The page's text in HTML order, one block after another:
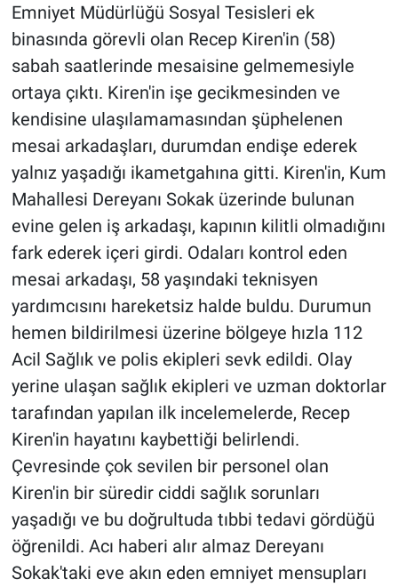
Emniyet Müdürlüğü Sosyal Tesisleri ek
binasında görevli olan Recep Kiren'in (58)
sabah saatlerinde mesaisine gelmemesiyle
ortaya çıktı. Kiren'in işe gecikmesinden ve
kendisine ulaşılamamasından şüphelenen
mesai arkadaşları, durumdan endişe ederek
yalnız yaşadığı ikametgahına gitti. Kiren'in, Kum
Mahallesi Dereyanı Sokak üzerinde bulunan
evine gelen iş arkadaşı, kapının kilitli olmadığını
fark ederek içeri girdi. Odaları kontrol eden
mesai arkadaşı, 58 yaşındaki teknisyen
yardımcısını hareketsiz halde buldu. Durumun
hemen bildirilmesi üzerine bölgeye hızla 112
Acil Sağlık ve polis ekipleri sevk edildi. Olay
yerine ulaşan sağlık ekipleri ve uzman doktorlar
tarafından yapılan ilk incelemelerde, Recep
Kiren'in hayatını kaybettiği belirlendi.
Çevresinde çok sevilen bir personel olan
Kiren'in bir süredir ciddi sağlık sorunları
yaşadığı ve bu doğrultuda tıbbi tedavi gördüğü
öğrenildi. Acı haberi alır almaz Dereyanı
Sokak'taki eve akın eden emniyet mensupları